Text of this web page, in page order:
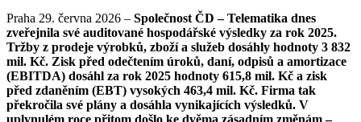
Praha 29. června 2026 – Společnost ČD – Telematika dnes
zveřejnila své auditované hospodářské výsledky za rok 2025.
Tržby z prodeje výrobků, zboží a služeb dosáhly hodnoty 3 832
mil. Kč. Zisk před odečtením úroků, daní, odpisů a amortizace
(EBITDA) dosáhl za rok 2025 hodnoty 615,8 mil. Kč a zisk
před zdaněním (EBT) vysokých 463,4 mil. Kč. Firma tak
překročila své plány a dosáhla vynikajících výsledků. V
uplynulém roce přitom došlo ke dvěma zásadním změnám –